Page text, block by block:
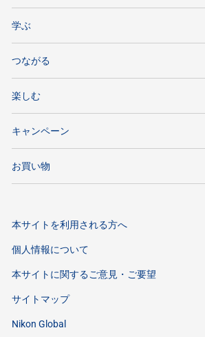
学ぶ
つながる
楽しむ
キャンペーン
お買い物
本サイトを利用される方へ
個人情報について
本サイトに関するご意見・ご要望
サイトマップ
Nikon Global